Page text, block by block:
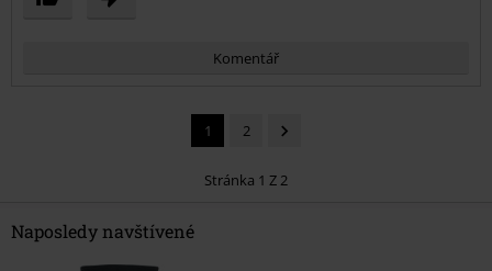
Komentář
1 2
Stránka 1 Z 2
Naposledy navštívené